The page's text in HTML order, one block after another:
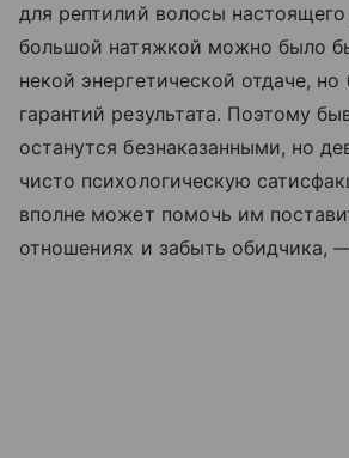
для рептилий волосы
большой натяжкой можно было
некой энергетической отдаче, но
гарантий результата. Поэтому
останутся безнаказанными, но
чисто психологическую
вполне может помочь им
отношениях и забыть обидчика,